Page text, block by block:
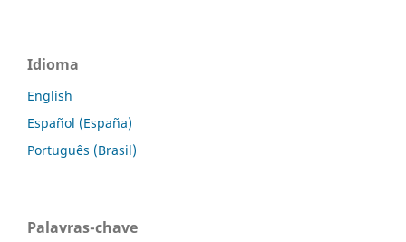
Idioma
English
Español (España)
Português (Brasil)
Palavras-chave